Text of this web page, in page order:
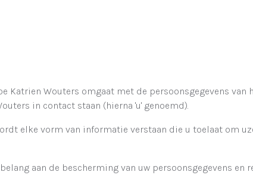
Katrien Wouters omgaat met de persoonsgegevens
in contact staan (hierna 'u' genoemd).
elke vorm van informatie verstaan die u toelaat om
aan de bescherming van uw persoonsgegevens